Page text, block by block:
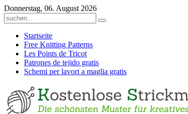
Donnerstag, 06. August 2026
Startseite
Free Knitting Patterns
Les Points de Tricot
Patrones de tejido gratis
Schemi per lavori a maglia gratis